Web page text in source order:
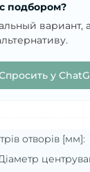
подбором?
вариант,
у
отворів [мм]: